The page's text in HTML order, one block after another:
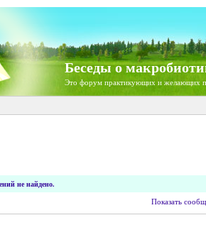
Беседы о
Это форум практикующих и желающих
не найдено.
Показать